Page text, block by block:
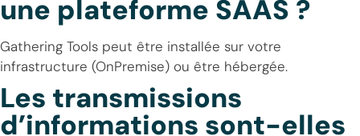
une plateforme SAAS ?
Gathering Tools peut être installée sur votre
infrastructure (OnPremise) ou être hébergée.
Les transmissions
d’informations sont-elles